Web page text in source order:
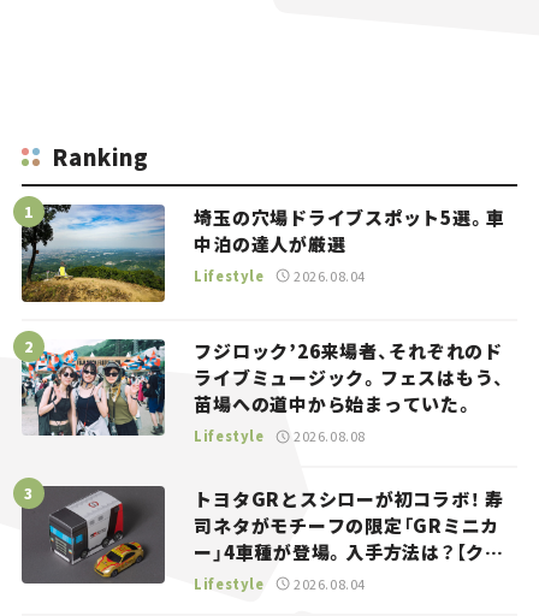
Ranking
埼玉の穴場ドライブスポット5選。車
中泊の達人が厳選
Lifestyle 2026.08.04
フジロック’26来場者、それぞれのド
ライブミュージック。フェスはもう、
苗場への道中から始まっていた。
Lifestyle 2026.08.08
トヨタGRとスシローが初コラボ！ 寿
司ネタがモチーフの限定「GRミニカ
ー」4車種が登場。入手方法は？【クル
マとホビー】
Lifestyle 2026.08.04